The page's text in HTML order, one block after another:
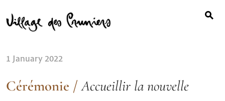
to
content
for:
1 January 2022
Cérémonie /Accueillir la nouvelle